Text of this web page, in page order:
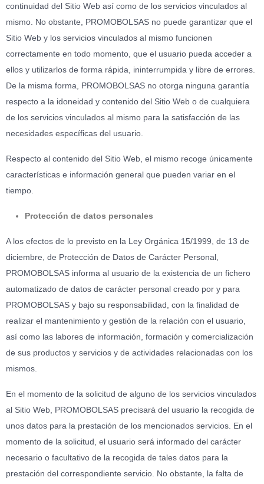
continuidad del Sitio Web así como de los servicios vinculados al
mismo. No obstante, PROMOBOLSAS no puede garantizar que el
Sitio Web y los servicios vinculados al mismo funcionen
correctamente en todo momento, que el usuario pueda acceder a
ellos y utilizarlos de forma rápida, ininterrumpida y libre de errores.
De la misma forma, PROMOBOLSAS no otorga ninguna garantía
respecto a la idoneidad y contenido del Sitio Web o de cualquiera
de los servicios vinculados al mismo para la satisfacción de las
necesidades específicas del usuario.
Respecto al contenido del Sitio Web, el mismo recoge únicamente
características e información general que pueden variar en el
tiempo.
Protección de datos personales
A los efectos de lo previsto en la Ley Orgánica 15/1999, de 13 de
diciembre, de Protección de Datos de Carácter Personal,
PROMOBOLSAS informa al usuario de la existencia de un fichero
automatizado de datos de carácter personal creado por y para
PROMOBOLSAS y bajo su responsabilidad, con la finalidad de
realizar el mantenimiento y gestión de la relación con el usuario,
así como las labores de información, formación y comercialización
de sus productos y servicios y de actividades relacionadas con los
mismos.
En el momento de la solicitud de alguno de los servicios vinculados
al Sitio Web, PROMOBOLSAS precisará del usuario la recogida de
unos datos para la prestación de los mencionados servicios. En el
momento de la solicitud, el usuario será informado del carácter
necesario o facultativo de la recogida de tales datos para la
prestación del correspondiente servicio. No obstante, la falta de